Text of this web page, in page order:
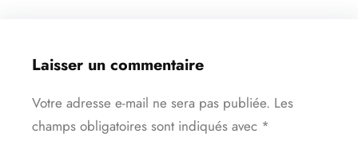
Laisser un commentaire
Votre adresse e-mail ne sera pas publiée. Les
champs obligatoires sont indiqués avec *